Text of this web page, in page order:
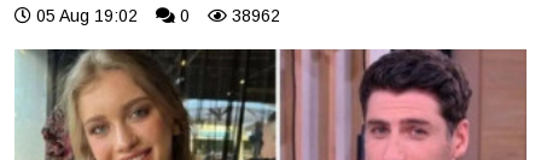
05 Aug 19:02 0 38962